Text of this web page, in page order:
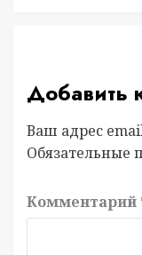
Добавить
Ваш адрес
Обязательные
Комментарий